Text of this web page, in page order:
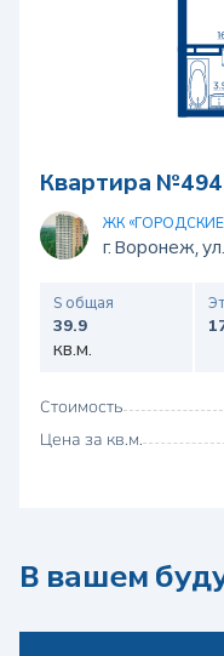
Квартира №494
ЖК
г. Воронеж,
S общая
39.9
кв.м.
Стоимость
Цена за кв.м.
В вашем